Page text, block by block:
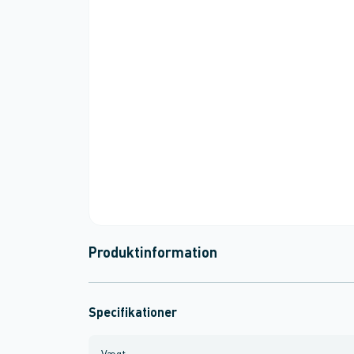
Produktinformation
Specifikationer